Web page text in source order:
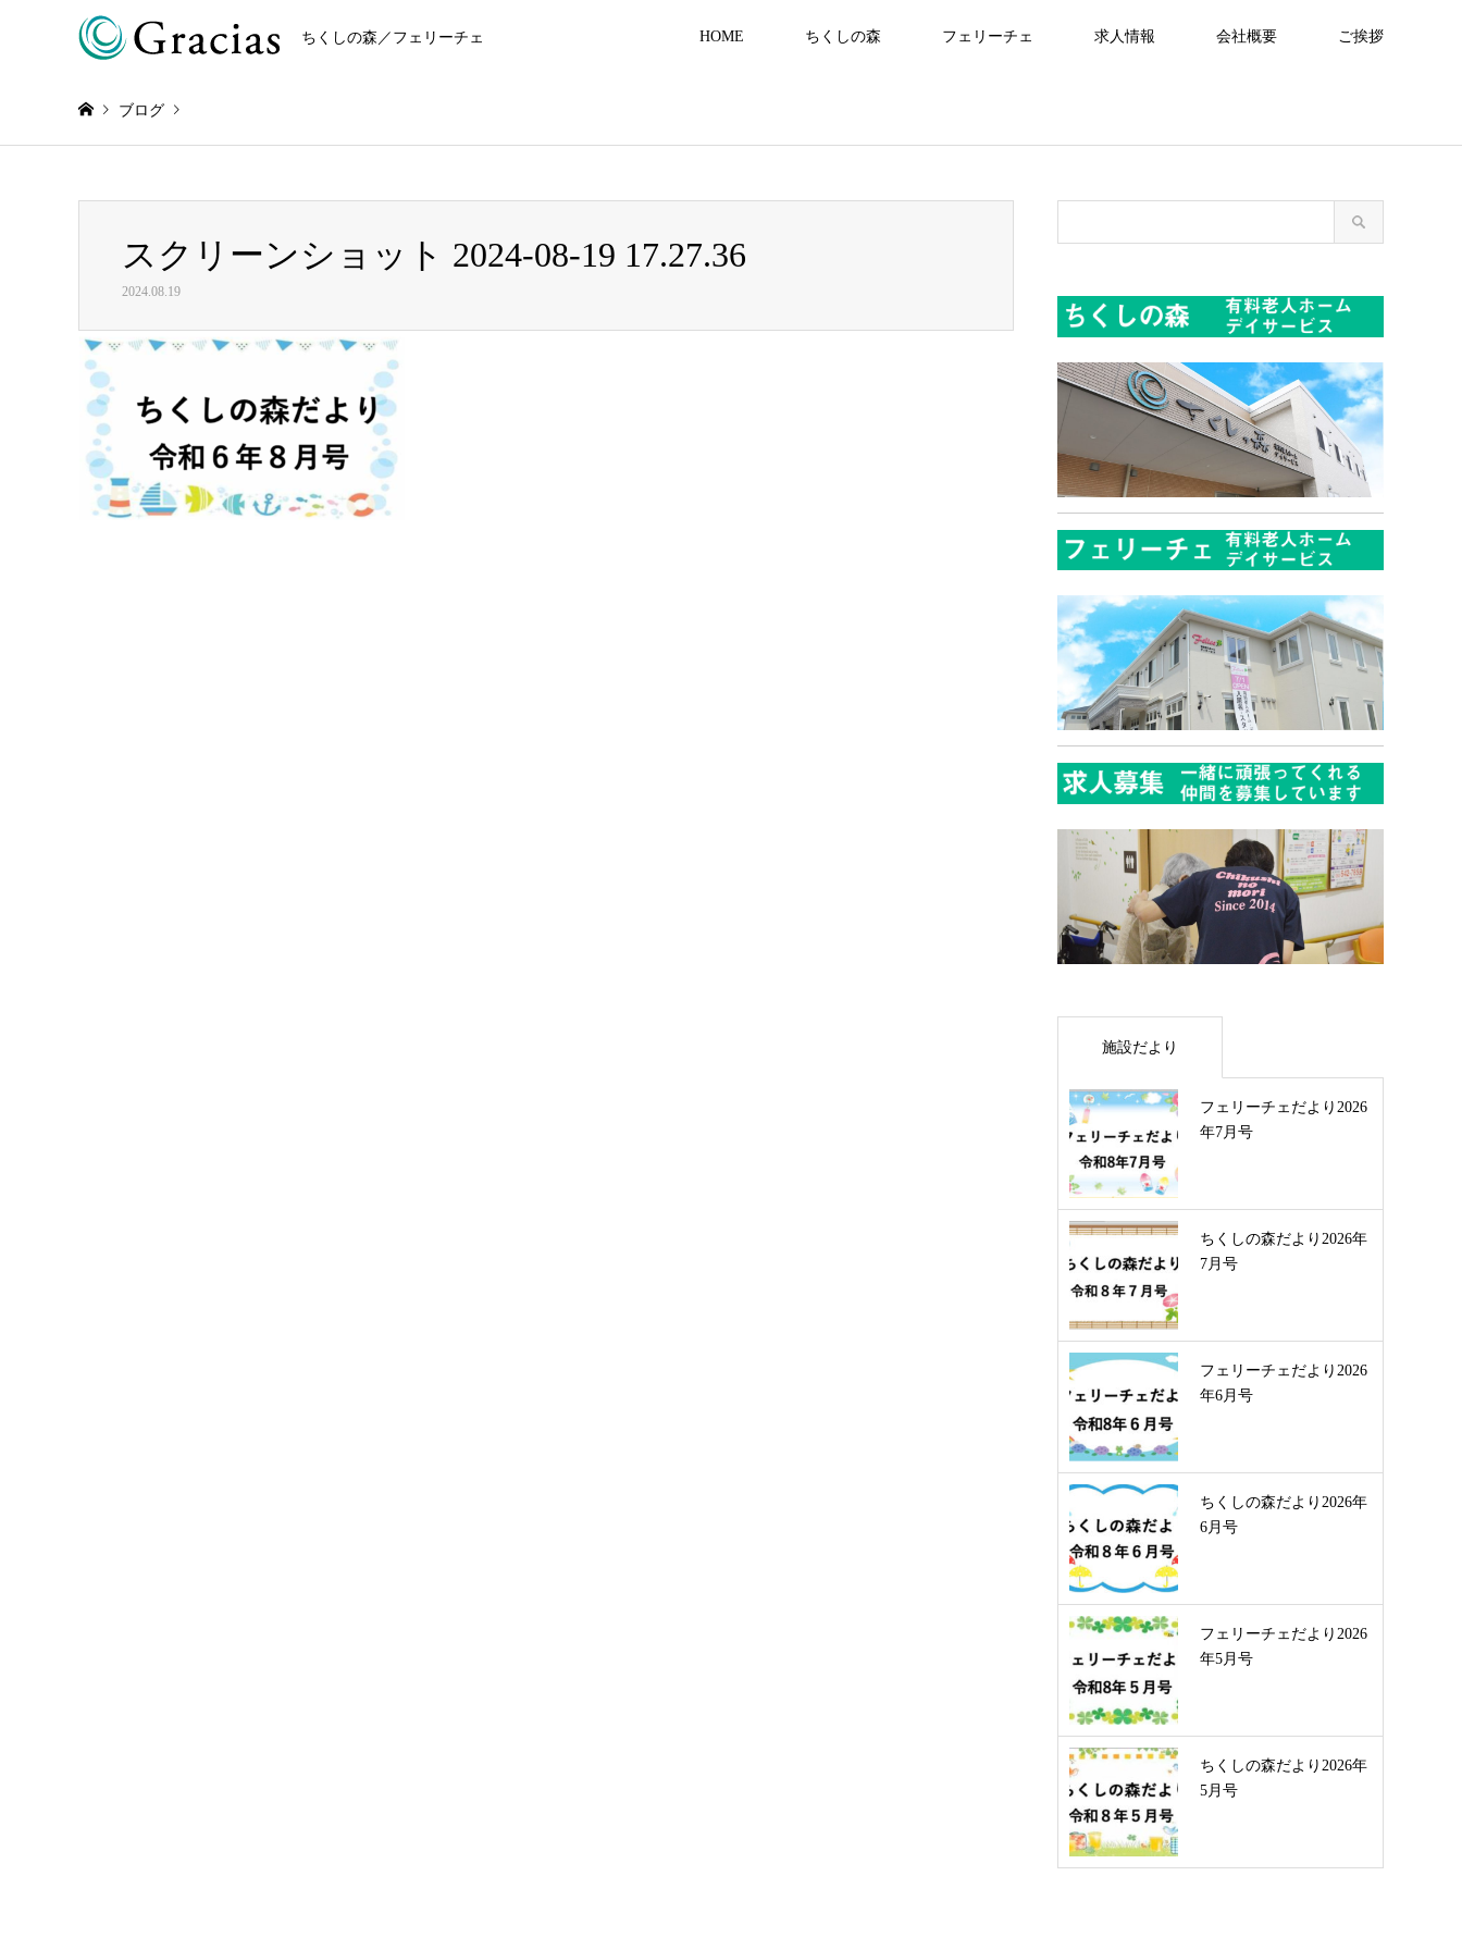
ちくしの森／フェリーチェ HOME ちくしの森 フェリーチェ 求人情報 会社概要 ご挨拶
ブログ
スクリーンショット 2024-08-19 17.27.36
スクリーンショット 2024-08-19 17.27.36
2024.08.19
施設だより
フェリーチェだより2026
年7月号
ちくしの森だより2026年
7月号
フェリーチェだより2026
年6月号
ちくしの森だより2026年
6月号
フェリーチェだより2026
年5月号
ちくしの森だより2026年
5月号